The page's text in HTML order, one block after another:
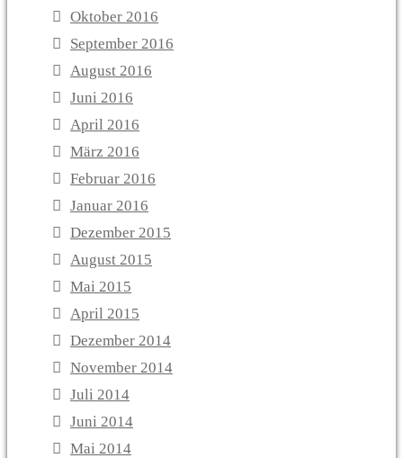
Oktober 2016
September 2016
August 2016
Juni 2016
April 2016
März 2016
Februar 2016
Januar 2016
Dezember 2015
August 2015
Mai 2015
April 2015
Dezember 2014
November 2014
Juli 2014
Juni 2014
Mai 2014